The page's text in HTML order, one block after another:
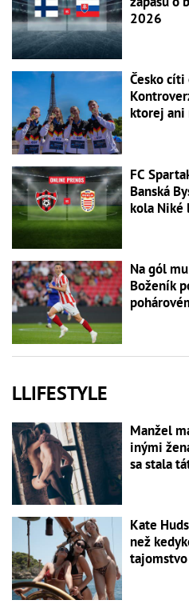
2026
Česko
ktorej ani
FC
Banská
kola Niké
Na gól
Boženík
LLIFESTYLE
Manžel
inými
sa stala
Kate
než